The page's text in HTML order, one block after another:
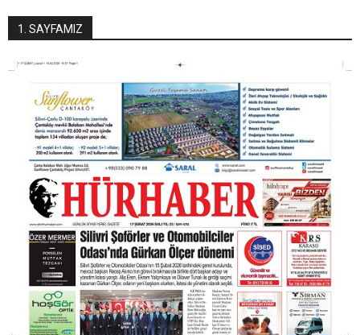
1. SAYFAMIZ